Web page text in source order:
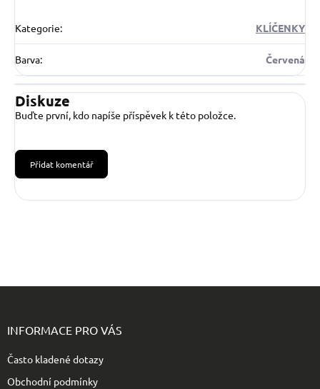
Kategorie: KLÍČENKY
Barva: Červená
Diskuze
Buďte první, kdo napíše příspěvek k této položce.
Přidat komentář
INFORMACE PRO VÁS
Často kladené dotazy
Obchodní podmínky